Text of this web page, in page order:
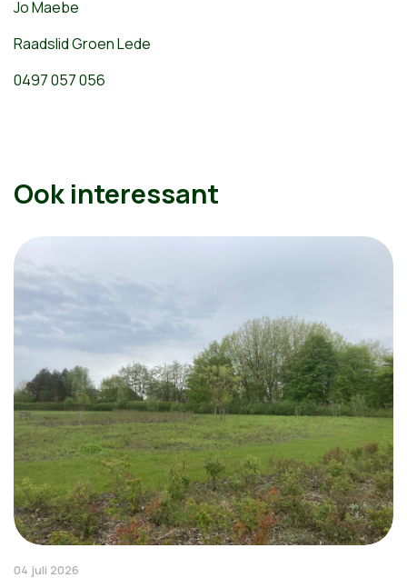
Jo Maebe
Raadslid Groen Lede
0497 057 056
Ook interessant
04 juli 2026